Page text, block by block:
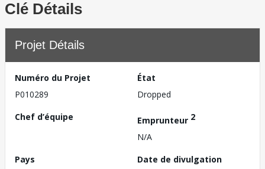
Clé Détails
Projet Détails
Numéro du Projet
P010289
État
Dropped
Chef d’équipe
Emprunteur 2
N/A
Pays
Date de divulgation